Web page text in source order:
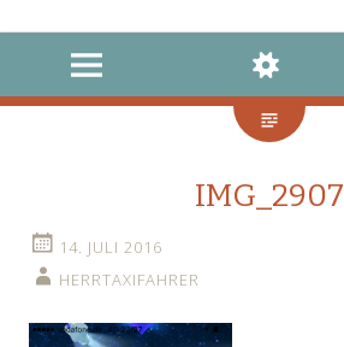
MENU
WIDGETS
SEARCH
IMG_2907
14. JULI 2016
HERRTAXIFAHRER